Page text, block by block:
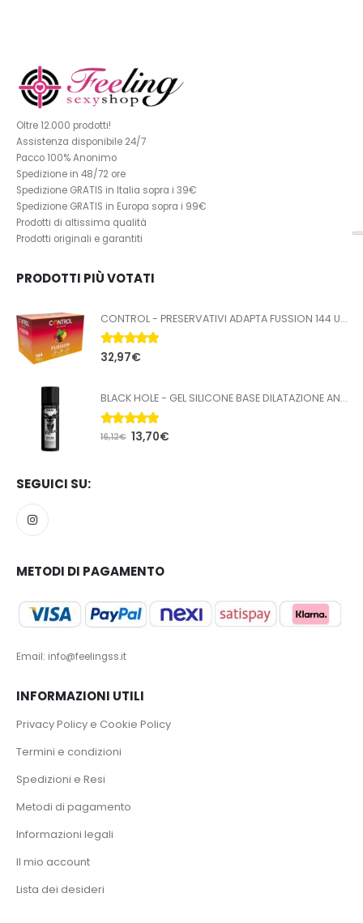
Oltre 12.000 prodotti!
Assistenza disponibile 24/7
Pacco 100% Anonimo
Spedizione in 48/72 ore
Spedizione GRATIS in Italia sopra i 39€
Spedizione GRATIS in Europa sopra i 99€
Prodotti di altissima qualità
Prodotti originali e garantiti
PRODOTTI PIÙ VOTATI
CONTROL - PRESERVATIVI ADAPTA FUSSION 144 UNITÀ
5.00Su 5
32,97€
BLACK HOLE - GEL SILICONE BASE DILATAZIONE ANALE 100 ML
5.00Su 5
16,12€ 13,70€
SEGUICI SU:
METODI DI PAGAMENTO
Email: info@feelingss.it
INFORMAZIONI UTILI
Privacy Policy e Cookie Policy
Termini e condizioni
Spedizioni e Resi
Metodi di pagamento
Informazioni legali
Il mio account
Lista dei desideri